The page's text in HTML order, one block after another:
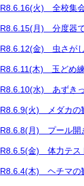
R8.6.16(火) 全校集
R8.6.15(月) 分度器
R8.6.12(金) 虫さがし
R8.6.11(木) 玉どめ
R8.6.10(水) あずき
R8.6.9(火) メダカの
R8.6.8(月) プール開
R8.6.5(金) 体力テス
R8.6.4(木) ヘチマの